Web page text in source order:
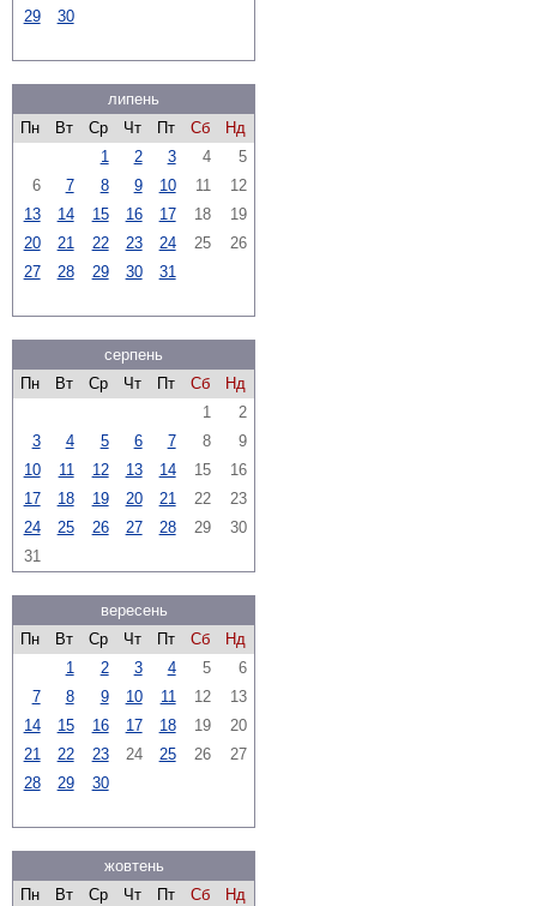
29
30
липень
Пн
Вт Ср Чт Пт Сб
Нд
1
2 3 4
5
6
7 8 9 10 11
12
13
14 15 16 17 18
19
20
21 22 23 24 25
26
27
28 29 30 31
серпень
Пн
Вт Ср Чт Пт Сб
Нд
1
2
3
4 5 6 7 8
9
10
11 12 13 14 15
16
17
18 19 20 21 22
23
24
25 26 27 28 29
30
31
вересень
Пн
Вт Ср Чт Пт Сб
Нд
1
2 3 4 5
6
7
8 9 10 11 12
13
14
15 16 17 18 19
20
21
22 23 24 25 26
27
28
29 30
жовтень
Пн
Вт Ср Чт Пт Сб
Нд